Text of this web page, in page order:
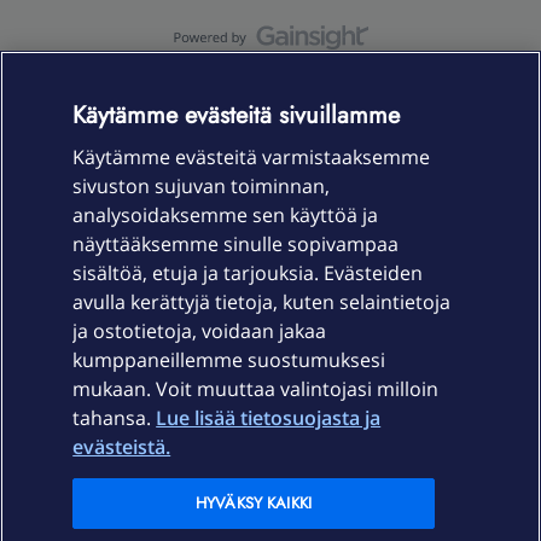
Laitteet & liittymät
Palvelut
Ajankohtaista
Elisa Oyj
Käytämme evästeitä sivuillamme
Käytämme evästeitä varmistaaksemme
sivuston sujuvan toiminnan,
analysoidaksemme sen käyttöä ja
näyttääksemme sinulle sopivampaa
sisältöä, etuja ja tarjouksia. Evästeiden
avulla kerättyjä tietoja, kuten selaintietoja
ja ostotietoja, voidaan jakaa
kumppaneillemme suostumuksesi
mukaan. Voit muuttaa valintojasi milloin
tahansa. Lue lisää tietosuojasta ja
evästeistä.
HYVÄKSY KAIKKI